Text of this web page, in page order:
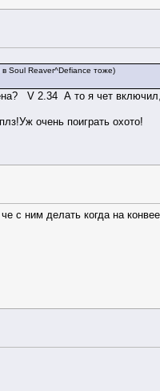
Soul Reaver^Defiance тоже)
V 2.34 А то я чет
очень поиграть охото!
с ним делать когда на